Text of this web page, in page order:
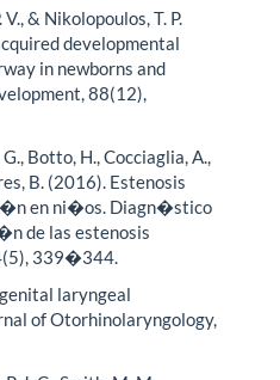
& Nikolopoulos, T. P.
developmental
in newborns and
88(12),
Botto, H., Cocciaglia, A.,
B. (2016). Estenosis
en ni�os. Diagn�stico
de las estenosis
339�344.
laryngeal
of Otorhinolaryngology,